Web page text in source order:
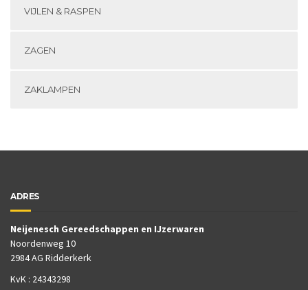
VIJLEN & RASPEN
ZAGEN
ZAKLAMPEN
ADRES
Neijenesch Gereedschappen en IJzerwaren
Noordenweg 10
2984 AG Ridderkerk
KvK : 24343298